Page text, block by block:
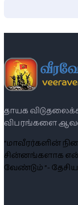
தாயக
விபரங்களை
“மாவீரர்களின்
சின்னங்களாக
வேண்டும் ”-